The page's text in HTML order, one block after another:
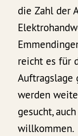
die Zahl der
reicht es für
Auftragslage
werden
gesucht,
willkommen.